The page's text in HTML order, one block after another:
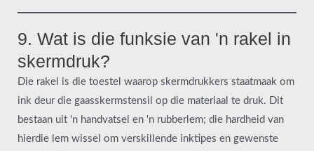
9. Wat is die funksie van 'n rakel in
skermdruk?
Die rakel is die toestel waarop skermdrukkers staatmaak om
ink deur die gaasskermstensil op die materiaal te druk. Dit
bestaan uit 'n handvatsel en 'n rubberlem; die hardheid van
hierdie lem wissel om verskillende inktipes en gewenste